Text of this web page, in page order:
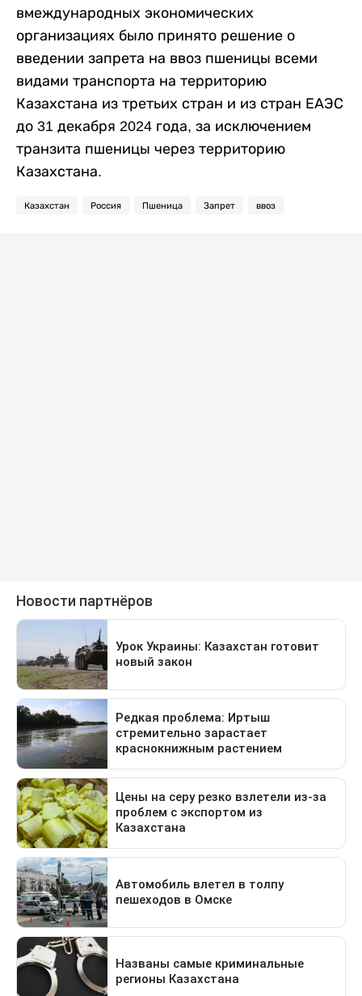
вмеждународных экономических
организациях было принято решение о
введении запрета на ввоз пшеницы всеми
видами транспорта на территорию
Казахстана из третьих стран и из стран ЕАЭС
до 31 декабря 2024 года, за исключением
транзита пшеницы через территорию
Казахстана.
Казахстан Россия Пшеница Запрет ввоз